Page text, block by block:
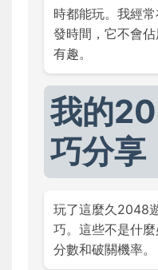
時都能玩。我經
發時間，它不會
有趣。
我的
巧分享
玩了這麼久2048
巧。這些不是什
分數和破關機率。